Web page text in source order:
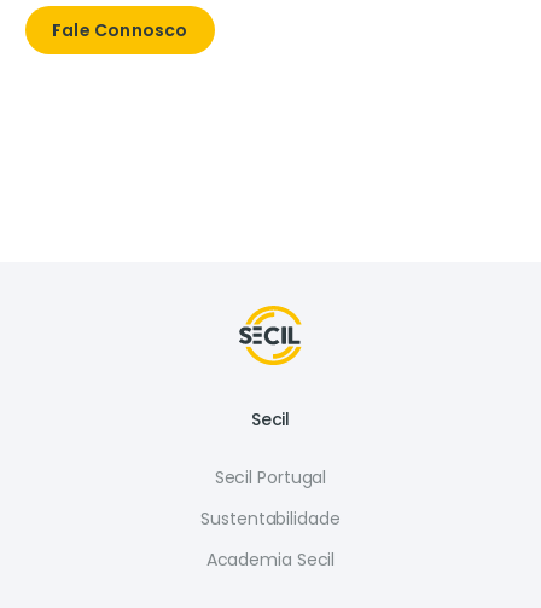
Fale Connosco
Secil
Secil Portugal
Sustentabilidade
Academia Secil